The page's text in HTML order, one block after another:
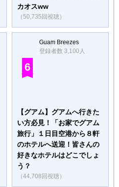
カオスww
（50,735回視聴）
Guam Breezes
登録者数 3,100人
6
【グアム】グアムへ行きた
い方必見！「お家でグアム
旅行」１日目空港から８軒
のホテルへ送迎！皆さんの
好きなホテルはどこでしょ
う？
（44,708回視聴）